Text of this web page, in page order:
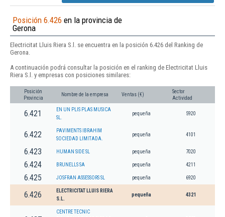
Posición 6.426 en la provincia de
Gerona
Electricitat Lluis Riera S.l. se encuentra en la posición 6.426 del Ranking de
Gerona.
A continuación podrá consultar la posición en el ranking de Electricitat Lluis
Riera S.l. y empresas con posiciones similares:
Posición
Provincia
Nombre de la empresa Ventas (€)
Sector
Actividad
6.421
EN UN PLIS PLAS MUSICA
SL.
pequeña 5920
6.422
PAVIMENTS IBRAHIM
SOCIEDAD LIMITADA.
pequeña 4101
6.423 HUMAN SIDE SL pequeña 7020
6.424 BRUNELLS SA pequeña 4211
6.425 JOSFRAN ASSESSORS SL pequeña 6920
6.426
ELECTRICITAT LLUIS RIERA
S.L.
pequeña 4321
CENTRE TECNIC